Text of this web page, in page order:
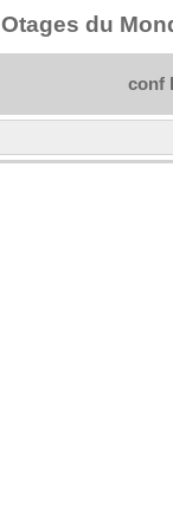
Otages du
conf